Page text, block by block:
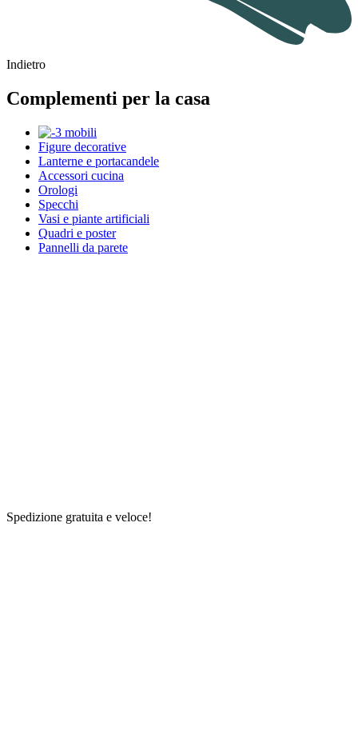
Indietro
Complementi per la casa
Figure decorative
Lanterne e portacandele
Accessori cucina
Orologi
Specchi
Vasi e piante artificiali
Quadri e poster
Pannelli da parete
Spedizione gratuita e veloce!